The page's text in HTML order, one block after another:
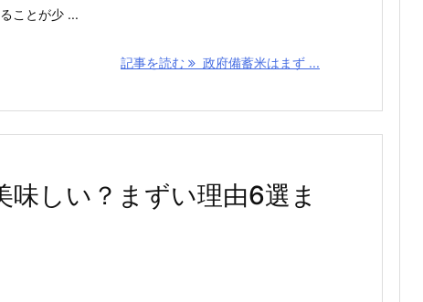
ことが少 ...
記事を読む 政府備蓄米はまず ...
しい？まずい理由6選ま